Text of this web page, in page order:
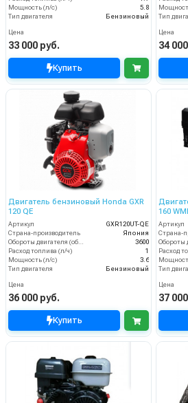
Мощность (л/с)
5.8
Тип двигателя
Бензиновый
Цена
33 000 руб.
Купить
Тип
Цена
34
Двигатель бензиновый Honda GXR
120 QE
Артикул
GXR120UT-QE
Страна-производитель
Япония
Обороты двигателя (об/мин)
3600
Расход топлива (л/ч)
1
Мощность (л/с)
3.6
Тип двигателя
Бензиновый
Цена
36 000 руб.
Купить
160
Артикул
Страна-
Расход
Тип
Цена
37